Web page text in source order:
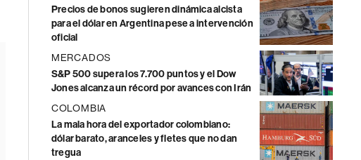
Precios de bonos sugieren dinámica alcista
para el dólar en Argentina pese a intervención
oficial
MERCADOS
S&P 500 supera los 7.700 puntos y el Dow
Jones alcanza un récord por avances con Irán
COLOMBIA
La mala hora del exportador colombiano:
dólar barato, aranceles y fletes que no dan
tregua